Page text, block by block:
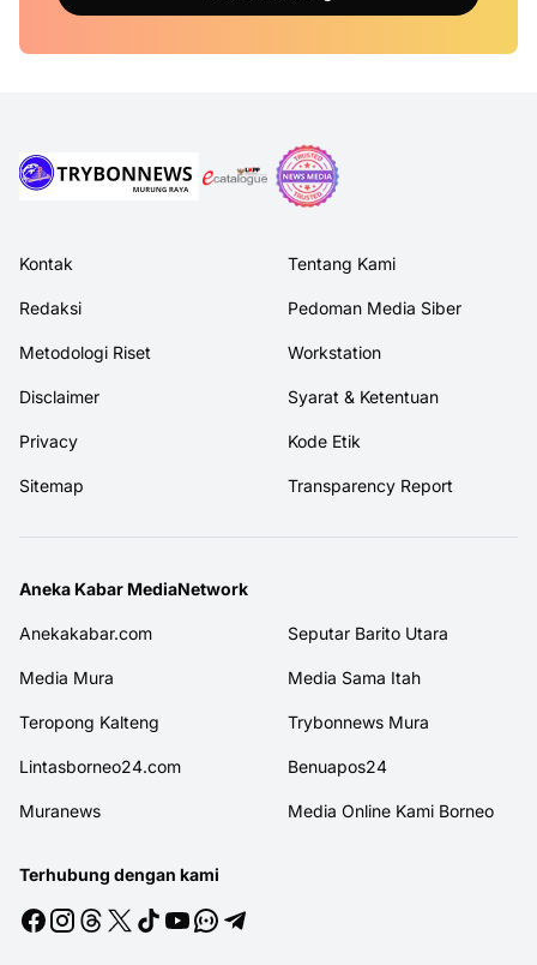
Kontak Tentang Kami
Redaksi Pedoman Media Siber
Metodologi Riset Workstation
Disclaimer Syarat & Ketentuan
Privacy Kode Etik
Sitemap Transparency Report
Aneka Kabar MediaNetwork
Anekakabar.com Seputar Barito Utara
Media Mura Media Sama Itah
Teropong Kalteng Trybonnews Mura
Lintasborneo24.com Benuapos24
Muranews Media Online Kami Borneo
Terhubung dengan kami